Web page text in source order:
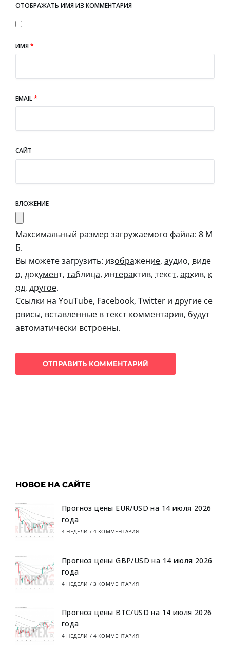
ОТОБРАЖАТЬ ИМЯ ИЗ КОММЕНТАРИЯ
ИМЯ*
EMAIL*
САЙТ
ВЛОЖЕНИЕ
Максимальный размер загружаемого файла: 8 М
Б.
Вы можете загрузить: изображение, аудио, виде
о, документ, таблица, интерактив, текст, архив, к
од, другое.
Ссылки на YouTube, Facebook, Twitter и другие се
рвисы, вставленные в текст комментария, будут
автоматически встроены.
НОВОЕ НА САЙТЕ
Прогноз цены EUR/USD на 14 июля 2026
года
4 НЕДЕЛИ / 4 КОММЕНТАРИЯ
Прогноз цены GBP/USD на 14 июля 2026
года
4 НЕДЕЛИ / 3 КОММЕНТАРИЯ
Прогноз цены BTC/USD на 14 июля 2026
года
4 НЕДЕЛИ / 4 КОММЕНТАРИЯ